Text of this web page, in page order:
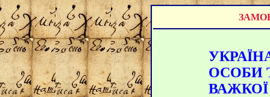
ОСОБИ
ВАЖКОЇ